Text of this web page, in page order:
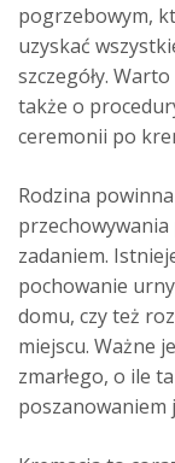
pogrzebowym,
uzyskać
szczegóły.
także o
ceremonii po
Rodzina
zadaniem.
pochowanie
domu, czy też
miejscu. Ważne
zmarłego, o ile
poszanowaniem